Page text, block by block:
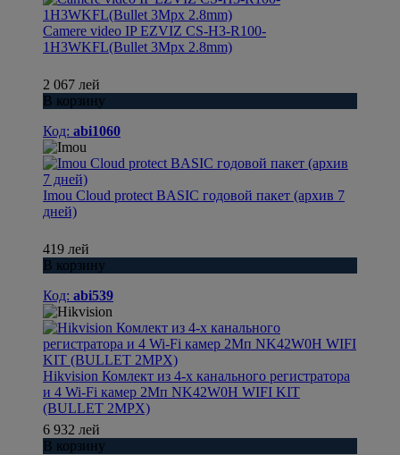
Camere video IP EZVIZ CS-H3-R100-
1H3WKFL(Bullet 3Mpx 2.8mm)
2 067 лей
В корзину
Код: abi1060
Imou Cloud protect BASIC годовой пакет (архив 7
дней)
419 лей
В корзину
Код: abi539
Hikvision Комлект из 4-х канального регистратора
и 4 Wi-Fi камер 2Мп NK42W0H WIFI KIT
(BULLET 2MPX)
6 932 лей
В корзину